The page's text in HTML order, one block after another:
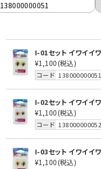
138000000051
I-01セット イワイイ
¥1,100(税込)
コード 138000000051
I-02セット イワイイ
¥1,100(税込)
コード 138000000052
I-03セット イワイイ
¥1,100(税込)